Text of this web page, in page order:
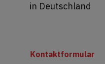
in Deutschland
Kontaktformular